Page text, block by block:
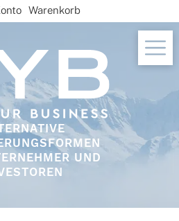
UND
Warenkorb